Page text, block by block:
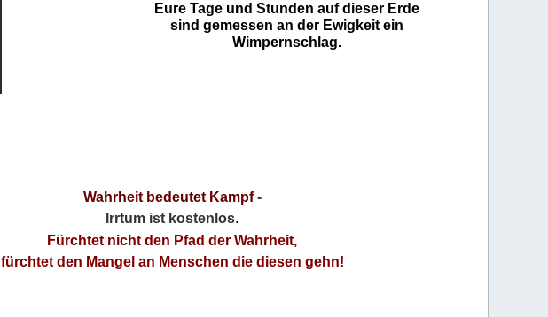
Eure Tage und Stunden auf dieser Erde
sind gemessen an der Ewigkeit ein
Wimpernschlag.
Wahrheit bedeutet Kampf-
Irrtum ist kostenlos.
Fürchtet nicht den Pfad der Wahrheit,
fürchtet den Mangel an Menschen die diesen gehn!